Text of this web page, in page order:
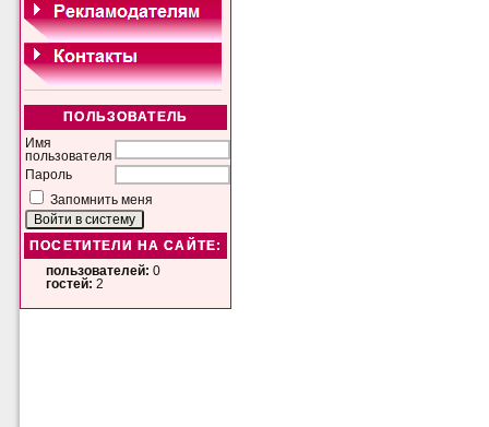
ПОЛЬЗОВАТЕЛЬ
Имя
пользователя
Пароль
Запомнить меня
ПОСЕТИТЕЛИ НА САЙТЕ:
пользователей: 0
гостей: 2